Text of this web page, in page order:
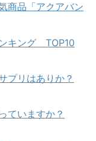
商品「アクアバン
キング TOP10
プリはありか？
ていますか？